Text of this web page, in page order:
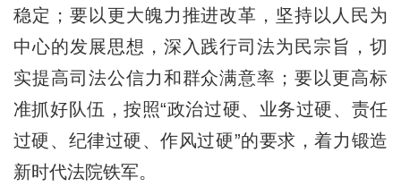
稳定；要以更大魄力推进改革，坚持以人民为
中心的发展思想 ，深入践行司法为民宗旨，切
实提高司法公信力和群众满意率；要以更高标
准抓好队伍，按照“政治过硬、业务过硬、责任
过硬、纪律过硬、作风过硬”的要求，着力锻造
新时代法院铁军。